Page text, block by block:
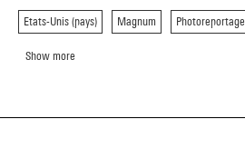
Etats-Unis (pays) Magnum Photoreportage
Show more